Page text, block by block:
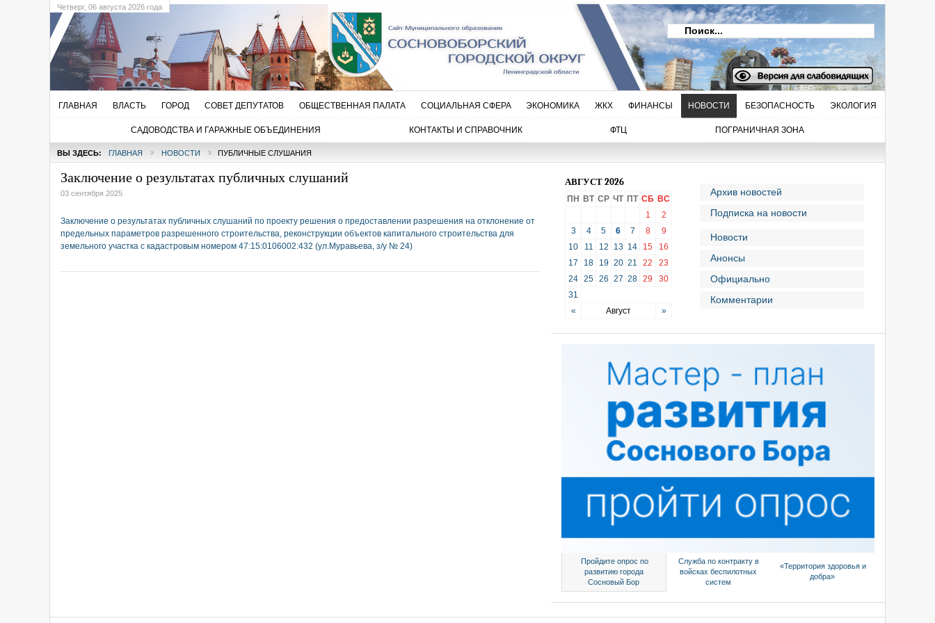
Четверг, 06 августа 2026 года
ГЛАВНАЯ ВЛАСТЬ ГОРОД СОВЕТ ДЕПУТАТОВ ОБЩЕСТВЕННАЯ ПАЛАТА СОЦИАЛЬНАЯ СФЕРА ЭКОНОМИКА ЖКХ ФИНАНСЫ НОВОСТИ БЕЗОПАСНОСТЬ ЭКОЛОГИЯ
САДОВОДСТВА И ГАРАЖНЫЕ ОБЪЕДИНЕНИЯ КОНТАКТЫ И СПРАВОЧНИК ФТЦ ПОГРАНИЧНАЯ ЗОНА
ВЫ ЗДЕСЬ: ГЛАВНАЯ НОВОСТИ ПУБЛИЧНЫЕ СЛУШАНИЯ
Заключение о результатах публичных слушаний
03 сентября 2025
Заключение о результатах публичных слушаний по проекту решения о предоставлении разрешения на отклонение от
предельных параметров разрешенного строительства, реконструкции объектов капитального строительства для
земельного участка с кадастровым номером 47:15:0106002:432 (ул.Муравьева, з/у № 24)
АВГУСТ 2026
ПН ВТ СР ЧТ ПТ СБ ВС
1
2
3
4 5 6 7 8
9
10
11 12 13 14 15
16
17
18 19 20 21 22
23
24 25 26 27 28 29
30
31
«
Август »
Архив новостей
Подписка на новости
Новости
Анонсы
Официально
Комментарии
Пройдите опрос по
развитию города
Сосновый Бор
Служба по контракту в
войсках беспилотных
систем
«Территория здоровья и
добра»